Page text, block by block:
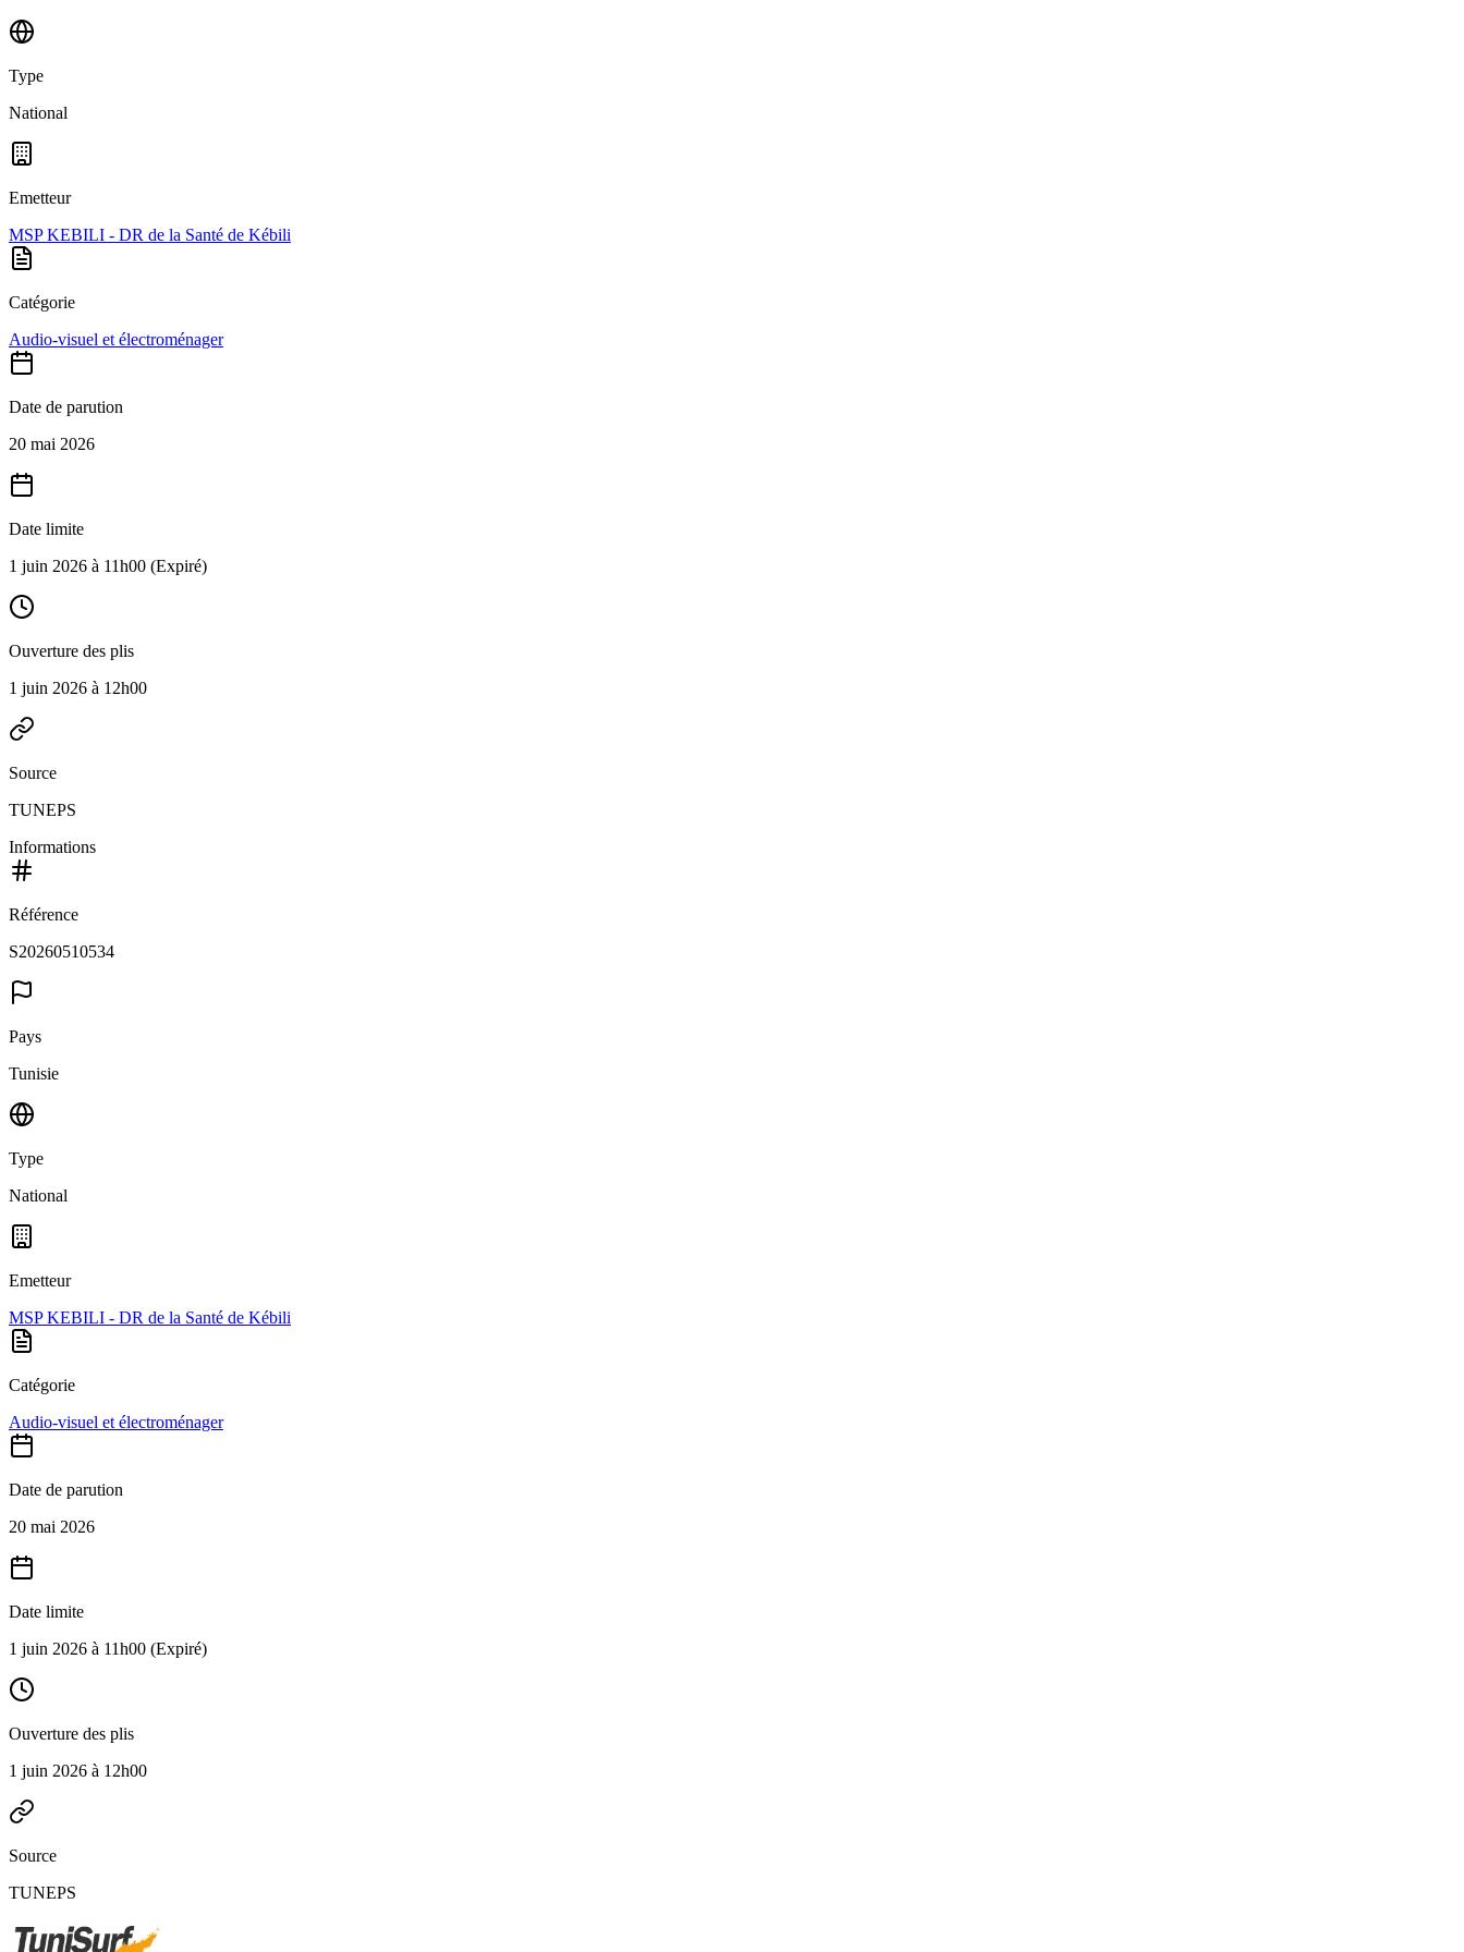
Type
National
Emetteur
MSP KEBILI - DR de la Santé de Kébili
Catégorie
Audio-visuel et électroménager
Date de parution
20 mai 2026
Date limite
1 juin 2026 à 11h00 (Expiré)
Ouverture des plis
1 juin 2026 à 12h00
Source
TUNEPS
Informations
Référence
S20260510534
Pays
Tunisie
Type
National
Emetteur
MSP KEBILI - DR de la Santé de Kébili
Catégorie
Audio-visuel et électroménager
Date de parution
20 mai 2026
Date limite
1 juin 2026 à 11h00 (Expiré)
Ouverture des plis
1 juin 2026 à 12h00
Source
TUNEPS